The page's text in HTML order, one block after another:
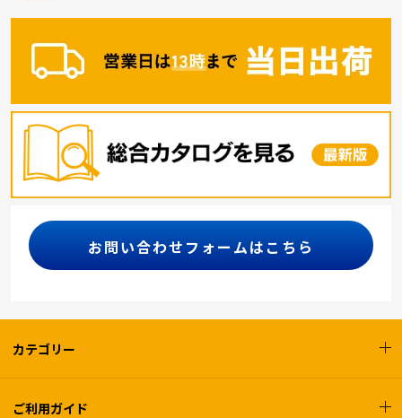
お問い合わせフォームはこちら
カテゴリー
ご利用ガイド